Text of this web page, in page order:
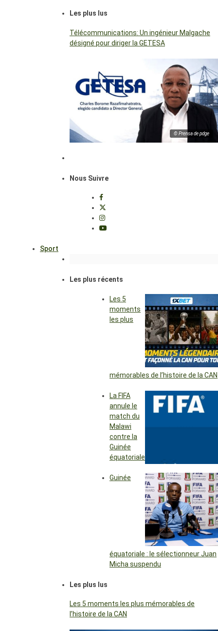
Les plus lus
Télécommunications: Un ingénieur Malgache
désigné pour diriger la GETESA
© Prensa de pdge
Nous Suivre
Sport
Les plus récents
Les 5
moments
les plus
mémorables de l’histoire de la CAN
La FIFA
annule le
match du
Malawi
contre la
Guinée
équatoriale
Guinée
équatoriale : le sélectionneur Juan
Micha suspendu
Les plus lus
Les 5 moments les plus mémorables de
l’histoire de la CAN